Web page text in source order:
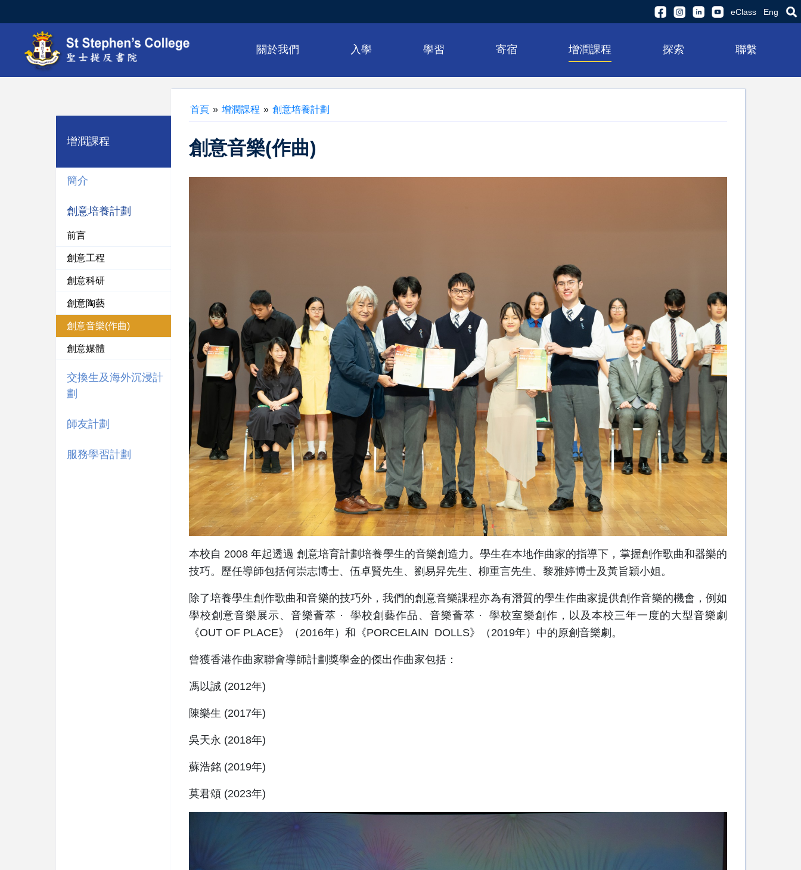
eClass Eng
關於我們 入學 學習 寄宿 增潤課程 探索 聯繫
增潤課程
簡介
創意培養計劃
前言
創意工程
創意科研
創意陶藝
創意音樂(作曲)
創意媒體
交換生及海外沉浸計
劃
師友計劃
服務學習計劃
首頁 » 增潤課程 » 創意培養計劃
創意音樂(作曲)
本校自 2008 年起透過 創意培育計劃培養學生的音樂創造力。學生在本地作曲家的指導下，掌握創作歌曲和器樂的
技巧。歷任導師包括何崇志博士、伍卓賢先生、劉易昇先生、柳重言先生、黎雅婷博士及黃旨穎小姐。
除了培養學生創作歌曲和音樂的技巧外，我們的創意音樂課程亦為有潛質的學生作曲家提供創作音樂的機會，例如
學校創意音樂展示、音樂薈萃 · 學校創藝作品、音樂薈萃 · 學校室樂創作，以及本校三年一度的大型音樂劇
《OUT OF PLACE》（2016年）和《PORCELAIN DOLLS》（2019年）中的原創音樂劇。
曾獲香港作曲家聯會導師計劃獎學金的傑出作曲家包括：
馮以誠 (2012年)
陳樂生 (2017年)
吳天永 (2018年)
蘇浩銘 (2019年)
莫君頌 (2023年)